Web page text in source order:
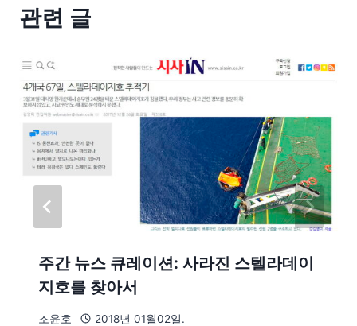
관련 글
주간 뉴스 큐레이션: 사라진 스텔라데이
지호를 찾아서
조윤호 2018년 01월02일.